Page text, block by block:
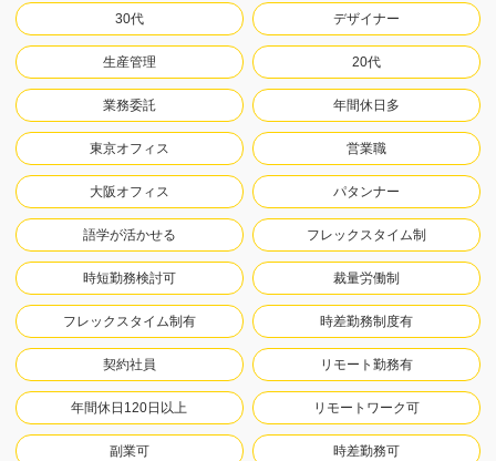
30代 デザイナー
生産管理 20代
業務委託 年間休日多
東京オフィス 営業職
大阪オフィス パタンナー
語学が活かせる フレックスタイム制
時短勤務検討可 裁量労働制
フレックスタイム制有 時差勤務制度有
契約社員 リモート勤務有
年間休日120日以上 リモートワーク可
副業可 時差勤務可